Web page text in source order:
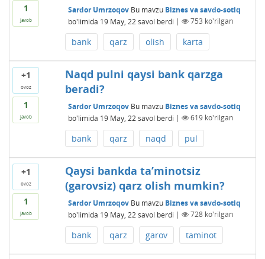
1
javob
Sardor Umrzoqov Bu mavzu Biznes va savdo-sotiq
bo'limida 19 May, 22 savol berdi | 753 ko'rilgan
bank qarz olish karta
+1
ovoz
1
javob
Naqd pulni qaysi bank qarzga
beradi?
Sardor Umrzoqov Bu mavzu Biznes va savdo-sotiq
bo'limida 19 May, 22 savol berdi | 619ko'rilgan
bank qarz naqd pul
+1
ovoz
1
javob
Qaysi bankda ta’minotsiz
(garovsiz) qarz olish mumkin?
Sardor Umrzoqov Bu mavzu Biznes va savdo-sotiq
bo'limida 19 May, 22 savol berdi | 728ko'rilgan
bank qarz garov taminot